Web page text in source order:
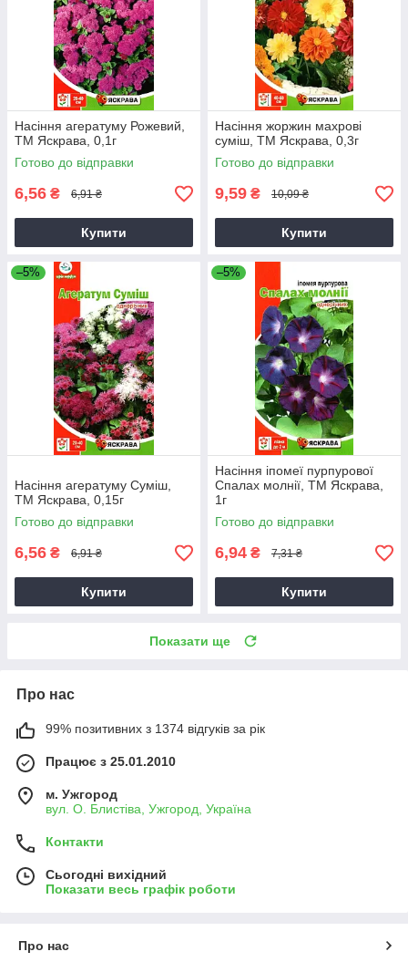
Насіння агератуму Рожевий,
ТМ Яскрава, 0,1г
Готово до відправки
6,56 ₴ 6,91 ₴
Купити
Насіння жоржин махрові
суміш, ТМ Яскрава, 0,3г
Готово до відправки
9,59 ₴ 10,09 ₴
Купити
–5%
Насіння агератуму Суміш,
ТМ Яскрава, 0,15г
Готово до відправки
6,56 ₴ 6,91 ₴
Купити
–5%
Насіння іпомеї пурпурової
Спалах молнії, ТМ Яскрава,
1г
Готово до відправки
6,94 ₴ 7,31 ₴
Купити
Показати ще
Про нас
99% позитивних з 1374 відгуків за рік
Працює з 25.01.2010
м. Ужгород
вул. О. Блистіва, Ужгород, Україна
Контакти
Сьогодні вихідний
Показати весь графік роботи
Про нас